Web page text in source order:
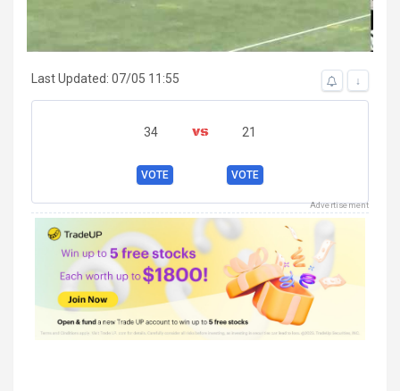
Last Updated: 07/05 11:55 ↓
34 21
VOTE VOTE
Advertisement